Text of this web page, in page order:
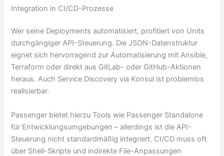
Integration in CI/CD-Prozesse
Wer seine Deployments automatisiert, profitiert von Units
durchgängiger API-Steuerung. Die JSON-Datenstruktur
eignet sich hervorragend zur Automatisierung mit Ansible,
Terraform oder direkt aus GitLab- oder GitHub-Aktionen
heraus. Auch Service Discovery via Konsul ist problemlos
realisierbar.
Passenger bietet hierzu Tools wie Passenger Standalone
für Entwicklungsumgebungen – allerdings ist die API-
Steuerung nicht standardmäßig integriert. CI/CD muss oft
über Shell-Skripte und indirekte File-Anpassungen